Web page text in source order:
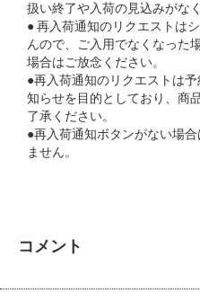
扱い終了や入荷の見込みがな
● 再入荷通知のリクエストは
んので、ご入用でなくなった
場合はご放念ください。
●再入荷通知のリクエストは
知らせを目的としており、商
了承ください。
●再入荷通知ボタンがない場
ません。
コメント